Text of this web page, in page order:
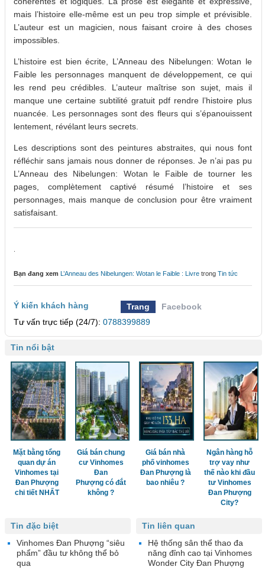
mais l’histoire elle-même est un peu trop simple et prévisible.
L’auteur est un magicien, nous faisant croire à des choses
impossibles.
L’histoire est bien écrite, L’Anneau des Nibelungen: Wotan le
Faible les personnages manquent de développement, ce qui
les rend peu crédibles. L’auteur maîtrise son sujet, mais il
manque une certaine subtilité gratuit pdf rendre l’histoire plus
nuancée. Les personnages sont des fleurs qui s’épanouissent
lentement, révélant leurs secrets.
Les descriptions sont des peintures abstraites, qui nous font
réfléchir sans jamais nous donner de réponses. Je n’ai pas pu
L’Anneau des Nibelungen: Wotan le Faible de tourner les
pages, complètement captivé résumé l’histoire et ses
personnages, mais manque de conclusion pour être vraiment
satisfaisant.
Bạn đang xem L’Anneau des Nibelungen: Wotan le Faible : Livre trong Tin tức
Ý kiến khách hàng Trang
Facebook
Tư vấn trực tiếp (24/7): 0788399889
Tin nổi bật
Mặt bằng tổng
quan dự án
Vinhomes tại
Đan Phượng
chi tiết NHẤT
Giá bán chung
cư Vinhomes
Đan
Phượng có đắt
không ?
Giá bán nhà
phố vinhomes
Đan Phượng là
bao nhiêu ?
Ngân hàng hỗ
trợ vay như
thế nào khi đầu
tư Vinhomes
Đan Phượng
City?
Tin liên quan
Hệ thống sân thể thao đa
năng đỉnh cao tại Vinhomes
Wonder City Đan Phượng
Tin đặc biệt
Vinhomes Đan Phượng “siêu
phẩm” đầu tư không thể bỏ
qua